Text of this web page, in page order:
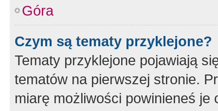
Góra
Czym są tematy przyklejone?
Tematy przyklejone pojawiają
tematów na pierwszej stronie.
miarę możliwości powinieneś je